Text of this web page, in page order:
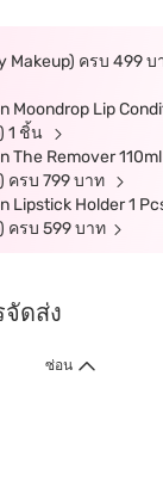
Makeup) ครบ 499
Moondrop Lip
1 ชิ้น
The Remover
ครบ 799 บาท
Lipstick Holder 1
ครบ 599 บาท
จัดส่ง
ซ่อน